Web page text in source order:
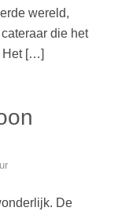
wereld,
die het
Het […]
De